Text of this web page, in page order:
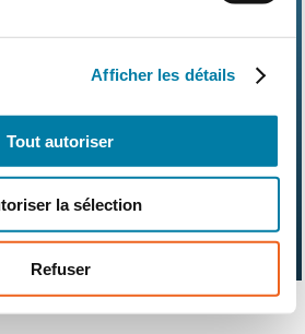
Afficher les détails
Tout autoriser
la sélection
Refuser
Contact
Kit média
légales
CGV RGPD
sur les réseaux sociaux